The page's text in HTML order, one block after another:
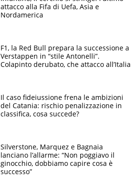
attacco alla Fifa di Uefa, Asia e
Nordamerica
F1, la Red Bull prepara la successione a
Verstappen in “stile Antonelli”.
Colapinto derubato, che attacco all’Italia
Il caso fideiussione frena le ambizioni
del Catania: rischio penalizzazione in
classifica, cosa succede?
Silverstone, Marquez e Bagnaia
lanciano l’allarme: “Non poggiavo il
ginocchio, dobbiamo capire cosa è
successo”